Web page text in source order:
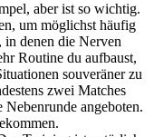
aber ist so wichtig.
um möglichst häufig
denen die Nerven
Routine du aufbaust,
souveräner zu
zwei Matches
angeboten.